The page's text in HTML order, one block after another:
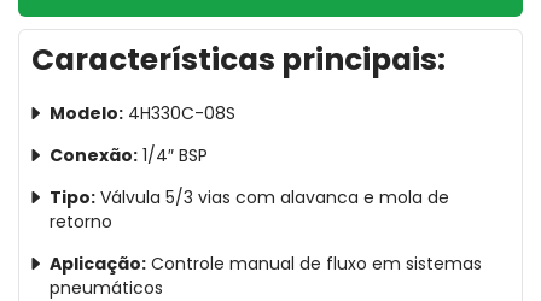
Características principais:
Modelo: 4H330C-08S
Conexão: 1/4″ BSP
Tipo: Válvula 5/3 vias com alavanca e mola de
retorno
Aplicação: Controle manual de fluxo em sistemas
pneumáticos